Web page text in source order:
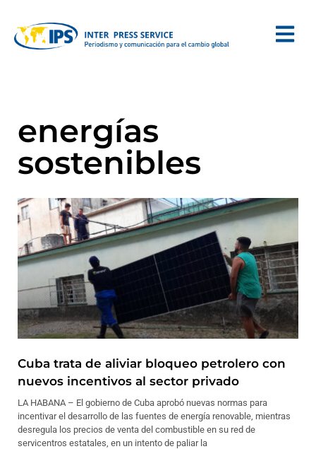
energías
sostenibles
Cuba trata de aliviar bloqueo petrolero con
nuevos incentivos al sector privado
LA HABANA – El gobierno de Cuba aprobó nuevas normas para
incentivar el desarrollo de las fuentes de energía renovable, mientras
desregula los precios de venta del combustible en su red de
servicentros estatales, en un intento de paliar la